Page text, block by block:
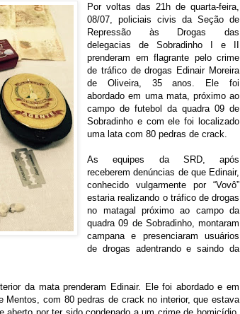
Por voltas das 21h de quarta-feira,
08/07, policiais civis da Seção de
Repressão às Drogas das
delegacias de Sobradinho I e II
prenderam em flagrante pelo crime
de tráfico de drogas Edinair Moreira
de Oliveira, 35 anos. Ele foi
abordado em uma mata, próximo ao
campo de futebol da quadra 09 de
Sobradinho e com ele foi localizado
uma lata com 80 pedras de crack.
As equipes da SRD, após
receberem denúncias de que Edinair,
conhecido vulgarmente por “Vovô”
estaria realizando o tráfico de drogas
no matagal próximo ao campo da
quadra 09 de Sobradinho, montaram
campana e presenciaram usuários
de drogas adentrando e saindo da
da mata prenderam Edinair. Ele foi abordado e em
com 80 pedras de crack no interior, que estava